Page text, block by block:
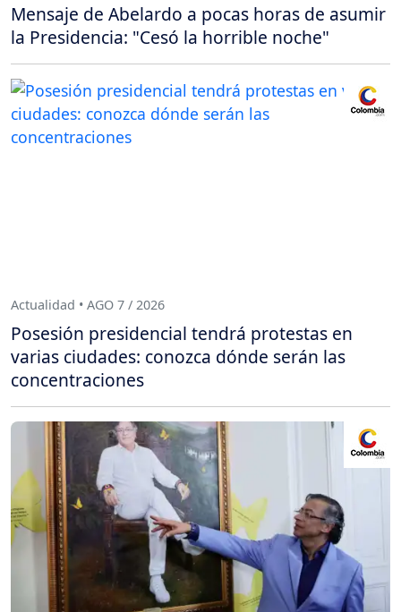
Mensaje de Abelardo a pocas horas de asumir
la Presidencia: "Cesó la horrible noche"
Actualidad • AGO 7 / 2026
Posesión presidencial tendrá protestas en
varias ciudades: conozca dónde serán las
concentraciones